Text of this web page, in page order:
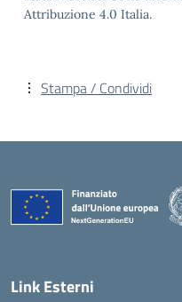
Attribuzione 4.0 Italia.
Stampa / Condividi
Link Esterni